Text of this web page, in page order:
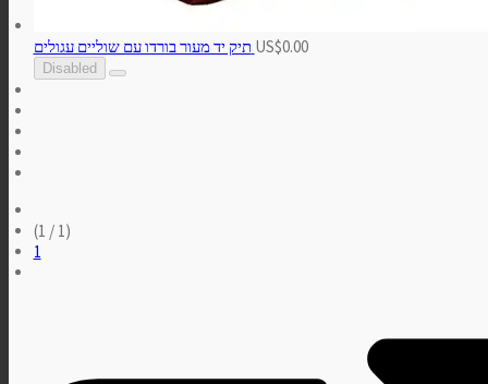
US$0.00
Disabled
(1 / 1)
1